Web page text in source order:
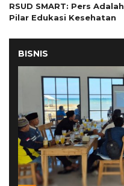
RSUD SMART: Pers Adalah
Pilar Edukasi Kesehatan
BISNIS